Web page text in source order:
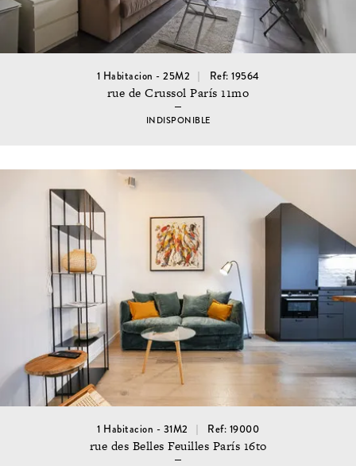
1 Habitacion - 25M2 Ref: 19564
rue de Crussol París 11mo
INDISPONIBLE
1 Habitacion - 31M2 Ref: 19000
rue des Belles Feuilles París 16to